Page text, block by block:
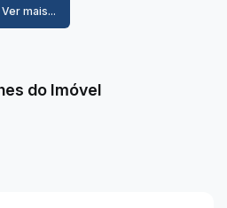
investir em um espaço
uma visita para conhecer este
Ver mais...
do Imóvel